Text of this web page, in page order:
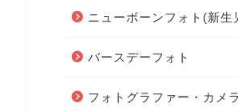
ニューボーンフォト(新生
バースデーフォト
フォトグラファー・カメ